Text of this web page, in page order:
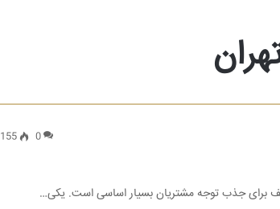
0
155
برای جذب توجه مشتریان بسیار اساسی است. یکی…